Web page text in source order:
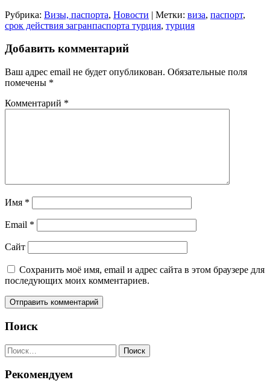
Рубрика: Визы, паспорта, Новости | Метки: виза, паспорт,
срок действия загранпаспорта турция, турция
Добавить комментарий
Ваш адрес email не будет опубликован. Обязательные поля
помечены *
Комментарий *
Имя *
Email *
Сайт
Сохранить моё имя, email и адрес сайта в этом браузере для
последующих моих комментариев.
Поиск
Найти:
Рекомендуем